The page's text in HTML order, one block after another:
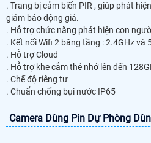
. Trang bị cảm biến PIR , giúp phát
giảm báo động giả.
. Hỗ trợ chức năng phát hiện con
. Kết nối Wifi 2 băng tầng : 2.4GHz và
. Hỗ trợ Cloud
. Hỗ trợ khe cắm thẻ nhớ lên đến
. Chế độ riêng tư
. Chuẩn chống bụi nước IP65
Camera Dùng Pin Dự Phòng